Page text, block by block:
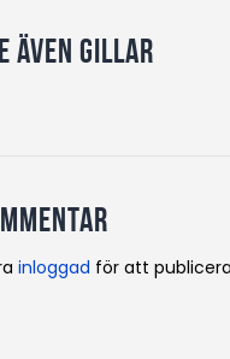
även gillar
inloggad för att